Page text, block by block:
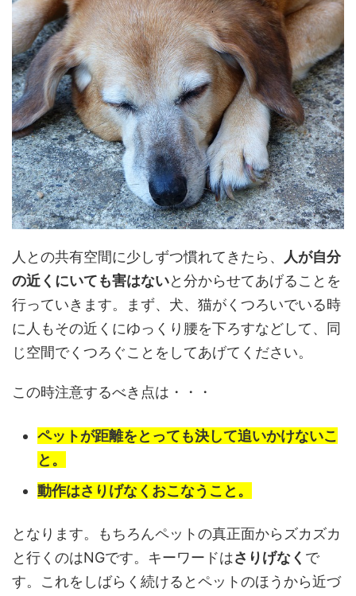
人との共有空間に少しずつ慣れてきたら、 人が自分
の近くにいても害はないと分からせてあげることを
行っていきます。まず、犬、猫がくつろいでいる時
に人もその近くにゆっくり腰を下ろすなどして、同
じ空間でくつろぐことをしてあげてください。
この時注意するべき点は・・・
ペットが距離をとっても決して追いかけないこ
と。
動作はさりげなくおこなうこと。
となります。もちろんペットの真正面からズカズカ
と行くのはNGです。キーワードはさりげなく で
す。これをしばらく続けるとペットのほうから近づ